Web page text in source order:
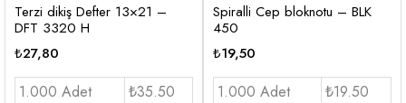
Terzi dikiş Defter 13×21 –
DFT 3320 H
₺27,80
1.000 Adet
₺35.50
Spiralli Cep bloknotu – BLK
450
₺19,50
1.000 Adet ₺19.50